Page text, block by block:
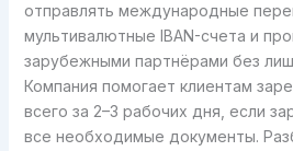
отправлять международные
мультивалютные IBAN-счета и
зарубежными партнёрами без
Компания помогает клиентам
всего за 2–3 рабочих дня, если
все необходимые документы.